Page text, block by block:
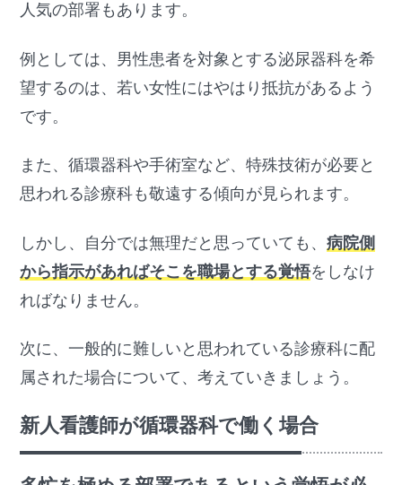
人気の部署もあります。
例としては、男性患者を対象とする泌尿器科を希
望するのは、若い女性にはやはり抵抗があるよう
です。
また、循環器科や手術室など、特殊技術が必要と
思われる診療科も敬遠する傾向が見られます。
しかし、自分では無理だと思っていても、病院側
から指示があればそこを職場とする覚悟をしなけ
ればなりません。
次に、一般的に難しいと思われている診療科に配
属された場合について、考えていきましょう。
新人看護師が循環器科で働く場合